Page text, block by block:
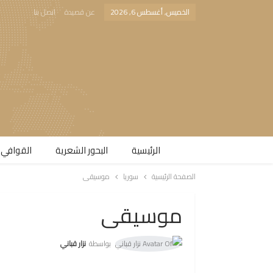
الخميس, أغسطس 6, 2026 عن قصيدة اتصل بنا
الرئيسية البحور الشعرية​
الصفحة الرئيسية سوريا موسيقى
موسيقى
بواسطة نزار قباني